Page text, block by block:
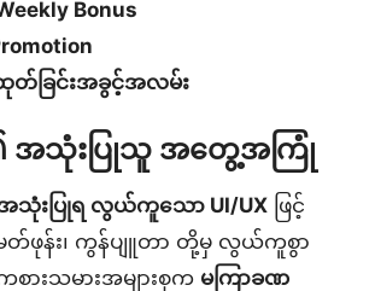
Bonus
တ်ခြင်းအခွင့်အလမ်း
၏ အသုံးပြုသူ အတွေ့အကြုံ
သုံးပြုရ လွယ်ကူသော UI/UX ဖြင့်
မတ်ဖုန်း၊ ကွန်ပျူတာ တို့မှ လွယ်ကူစွာ
ားသမားအများစုက မကြာခဏ